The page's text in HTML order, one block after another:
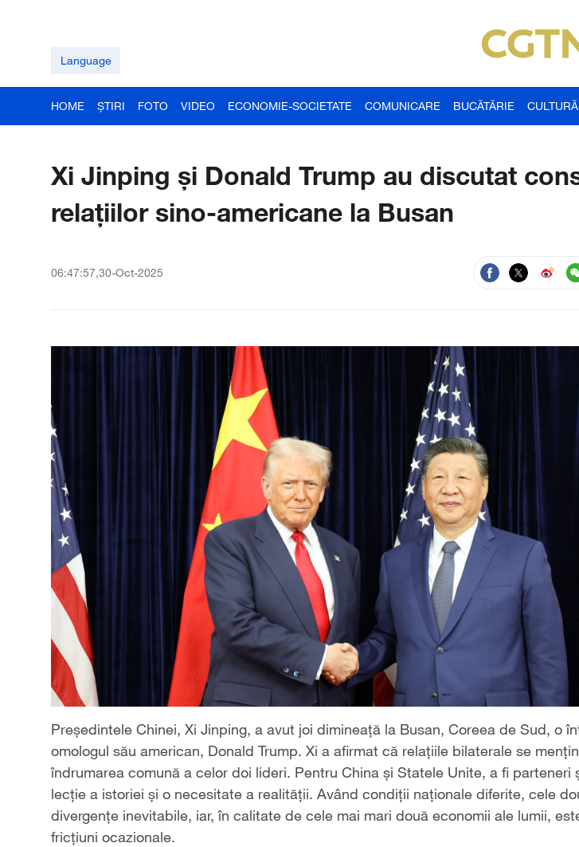
Language
HOME ȘTIRI FOTO VIDEO ECONOMIE-SOCIETATE COMUNICARE BUCĂTĂRIE CULTURĂ
Xi Jinping și Donald Trump au discutat
relațiilor sino-americane la Busan
06:47:57,30-Oct-2025
Președintele Chinei, Xi Jinping, a avut joi dimineață la Busan, Coreea de Sud, o
omologul său american, Donald Trump. Xi a afirmat că relațiile bilaterale se
îndrumarea comună a celor doi lideri. Pentru China și Statele Unite, a fi parteneri
lecție a istoriei și o necesitate a realității. Având condiții naționale diferite, cele
divergențe inevitabile, iar, în calitate de cele mai mari două economii ale lumii,
fricțiuni ocazionale.